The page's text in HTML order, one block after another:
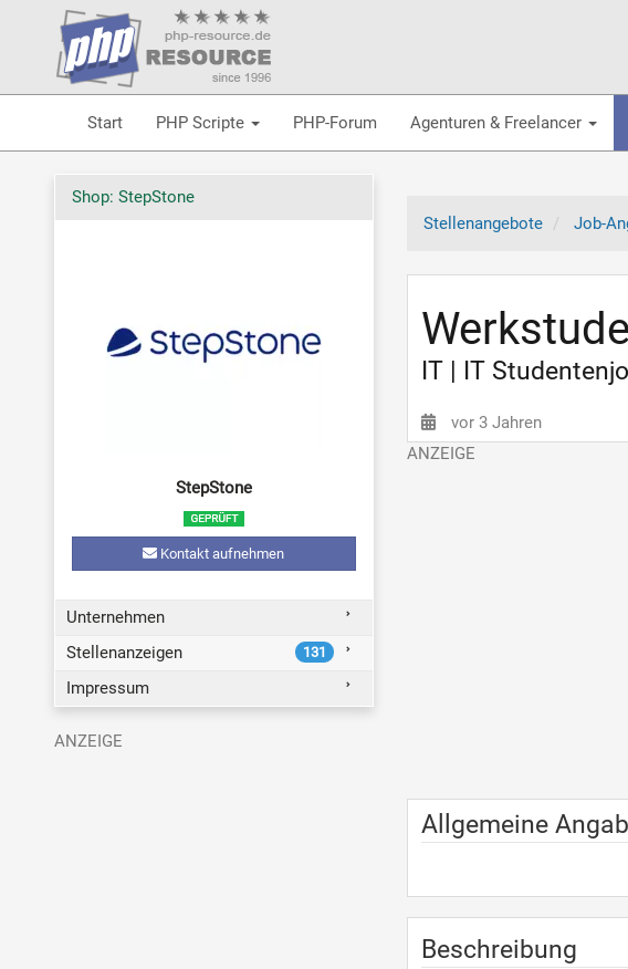
Start PHP Scripte PHP-Forum Agenturen & Freelancer
Stellenangebote Job-
IT | IT
vor 3 Jahren
Allgemeine
Beschreibung
Shop: StepStone
StepStone
Kontakt aufnehmen
Unternehmen
Stellenanzeigen
131
Impressum